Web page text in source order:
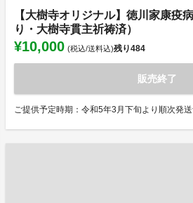
【大樹寺オリジナル】徳川家康疫
り・大樹寺貫主祈祷済）
¥10,000 (税込/送料込)残り484
販売終了
ご提供予定時期：令和5年3月下旬より順次発